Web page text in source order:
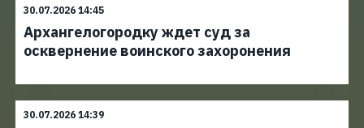
30.07.2026 14:45
Архангелогородку ждет суд за
осквернение воинского захоронения
30.07.2026 14:39